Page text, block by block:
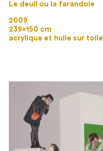
Le deuil ou la farandole
2009
239×150 cm
acrylique et huile sur toile